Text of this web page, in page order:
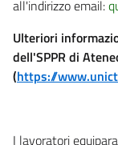
all'indirizzo email:
Ulteriori
dell'SPPR di
(https://
I lavoratori